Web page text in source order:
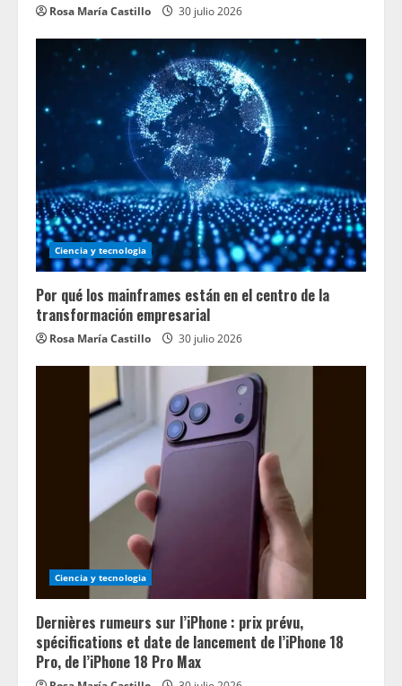
Rosa María Castillo 30 julio 2026
Ciencia y tecnologia
Por qué los mainframes están en el centro de la
transformación empresarial
Rosa María Castillo 30 julio 2026
Ciencia y tecnologia
Dernières rumeurs sur l’iPhone : prix prévu,
spécifications et date de lancement de l’iPhone 18
Pro, de l’iPhone 18 Pro Max